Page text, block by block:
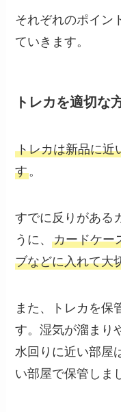
それぞれのポイン
ていきます。
トレカを適切な
トレカは新品に近
す。
すでに反りがある
うに、カードケー
ブなどに入れて大
また、トレカを保
す。湿気が溜まり
水回りに近い部屋
い部屋で保管しま